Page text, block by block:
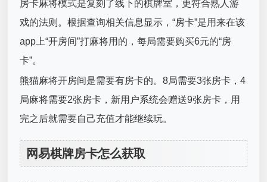
房卡麻将模式是复刻了线下的棋牌室，更符合熟人游
戏的法则。根据查询相关信息显示，“房卡”是用来在该
app上“开房间”打麻将用的，每局需要购买6元的“房
卡”。
熊猫麻将开房间是需要有房卡的。8局需要3张房卡，4
局麻将需要2张房卡，新用户系统会赠送9张房卡，用
完之后就需要自己充值才能继续玩。
网易棋牌房卡怎么获取